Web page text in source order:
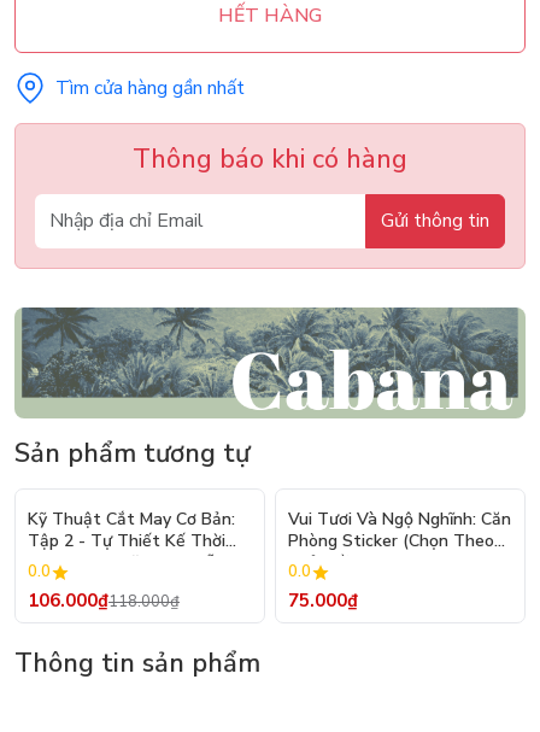
HẾT HÀNG
Tìm cửa hàng gần nhất
Thông báo khi có hàng
Gửi thông tin
Sản phẩm tương tự
- 10%
Kỹ Thuật Cắt May Cơ Bản:
Tập 2 - Tự Thiết Kế Thời
Trang Nam Nữ - Tạo Mẫu
Rập - Kỹ Thuật Nhảy Size
0.0
106.000₫118.000₫
Vui Tươi Và Ngộ Nghĩnh: Căn
Phòng Sticker (Chọn Theo
Chủ Đề) - Hơn 250 Sticker
0.0
75.000₫
Thông tin sản phẩm